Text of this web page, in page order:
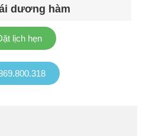
dương hàm
lịch hẹn